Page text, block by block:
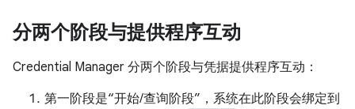
分两个阶段与提供程序互动
Credential Manager 分两个阶段与凭据提供程序互动：
第一阶段是“开始/查询阶段” ，系统在此阶段会绑定到